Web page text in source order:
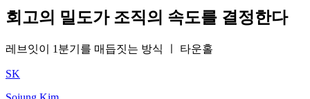
회고의 밀도가 조직의 속도를 결정한다
레브잇이 1분기를 매듭짓는 방식 ㅣ 타운홀
SK